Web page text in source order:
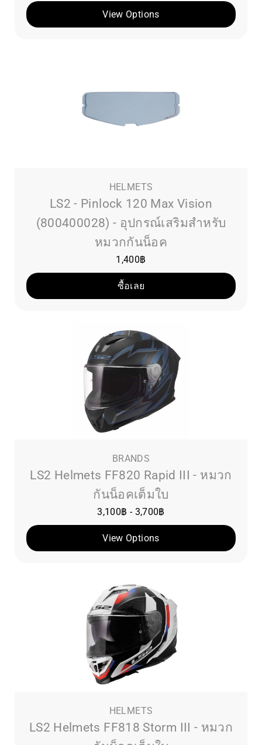
View Options
HELMETS
LS2 - Pinlock 120 Max Vision
(800400028) - อุปกรณ์เสริมสำหรับ
หมวกกันน็อค
1,400฿
ซื้อเลย
BRANDS
LS2 Helmets FF820 Rapid III - หมวก
กันน็อคเต็มใบ
3,100฿ - 3,700฿
View Options
HELMETS
LS2 Helmets FF818 Storm III - หมวก